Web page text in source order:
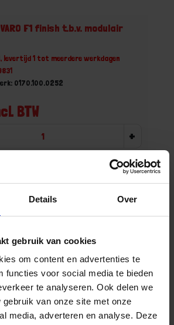
Details Over
gebruik van cookies
om content en advertenties te
functies voor social media te bieden
te analyseren. Ook delen we
gebruik van onze site met onze
media, adverteren en analyse. Deze
F1 finish t.b.v. modulair
levertijd 1 tot meerdere werkdagen
0170.100.0252
BTW
+